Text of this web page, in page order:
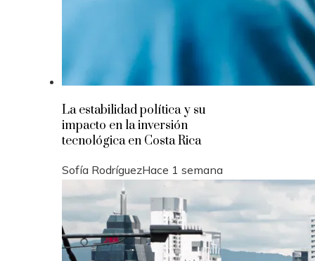
La estabilidad política y su
impacto en la inversión
tecnológica en Costa Rica
Sofía RodríguezHace 1 semana